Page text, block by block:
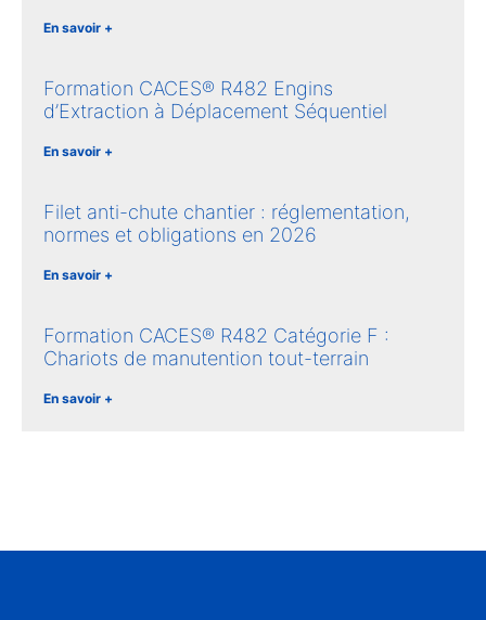
En savoir +
Formation CACES® R482 Engins
d’Extraction à Déplacement Séquentiel
En savoir +
Filet anti-chute chantier : réglementation,
normes et obligations en 2026
En savoir +
Formation CACES® R482 Catégorie F :
Chariots de manutention tout-terrain
En savoir +